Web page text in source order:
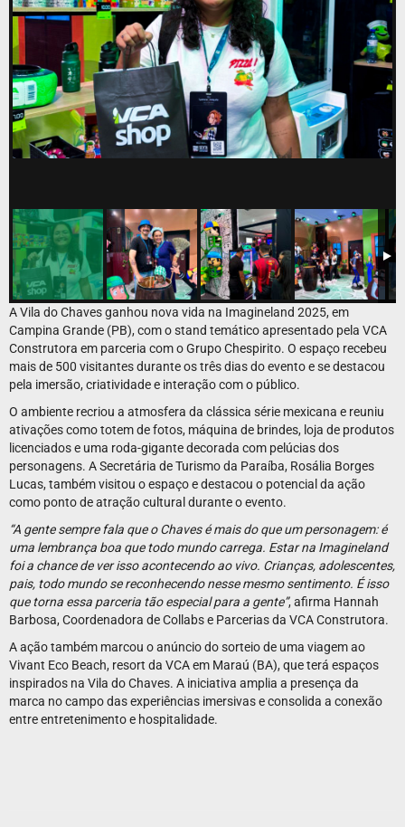
A Vila do Chaves ganhou nova vida na Imagineland 2025, em
Campina Grande (PB), com o stand temático apresentado pela VCA
Construtora em parceria com o Grupo Chespirito. O espaço recebeu
mais de 500 visitantes durante os três dias do evento e se destacou
pela imersão, criatividade e interação com o público.
O ambiente recriou a atmosfera da clássica série mexicana e reuniu
ativações como totem de fotos, máquina de brindes, loja de produtos
licenciados e uma roda-gigante decorada com pelúcias dos
personagens. A Secretária de Turismo da Paraíba, Rosália Borges
Lucas, também visitou o espaço e destacou o potencial da ação
como ponto de atração cultural durante o evento.
“A gente sempre fala que o Chaves é mais do que um personagem: é
uma lembrança boa que todo mundo carrega. Estar na Imagineland
foi a chance de ver isso acontecendo ao vivo. Crianças, adolescentes,
pais, todo mundo se reconhecendo nesse mesmo sentimento. É isso
que torna essa parceria tão especial para a gente”, afirma Hannah
Barbosa, Coordenadora de Collabs e Parcerias da VCA Construtora.
A ação também marcou o anúncio do sorteio de uma viagem ao
Vivant Eco Beach, resort da VCA em Maraú (BA), que terá espaços
inspirados na Vila do Chaves. A iniciativa amplia a presença da
marca no campo das experiências imersivas e consolida a conexão
entre entretenimento e hospitalidade.